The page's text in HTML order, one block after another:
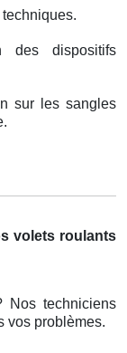
des dispositifs
sur les sangles
volets roulants
Nos techniciens
vos probl èmes.